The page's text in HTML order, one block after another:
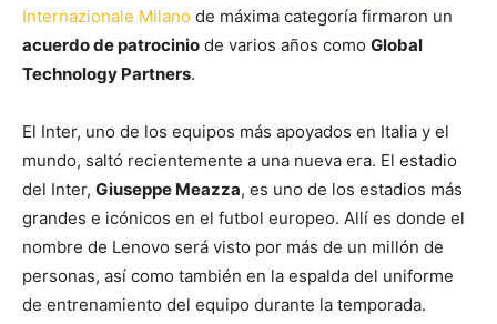
Internazionale Milano de máxima categoría firmaron un
acuerdo de patrocinio de varios años como Global
Technology Partners.
El Inter, uno de los equipos más apoyados en Italia y el
mundo, saltó recientemente a una nueva era. El estadio
del Inter, Giuseppe Meazza, es uno de los estadios más
grandes e icónicos en el futbol europeo. Allí es donde el
nombre de Lenovo será visto por más de un millón de
personas, así como también en la espalda del uniforme
de entrenamiento del equipo durante la temporada.